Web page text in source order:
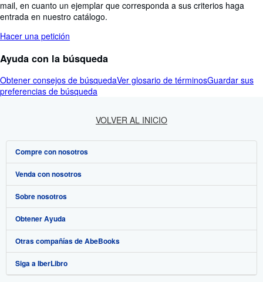
mail, en cuanto un ejemplar que corresponda a sus criterios haga
entrada en nuestro catálogo.
Hacer una petición
Ayuda con la búsqueda
Obtener consejos de búsquedaVer glosario de términosGuardar sus
preferencias de búsqueda
VOLVER AL INICIO
Compre con nosotros
Búsqueda avanzada
Colecciones
Mi cuenta
Mis pedidos
Ver carrito
Venda con nosotros
Comenzar a vender
Únase a nuestro programa de afiliados
Recomiende un vendedor
Sobre nosotros
Sobre IberLibro
Medios
Empleo
Obtener Ayuda
Preguntas frecuentes y guías
Atención al Cliente
Otras compañías de AbeBooks
AbeBooks.com
Siga a IberLibro